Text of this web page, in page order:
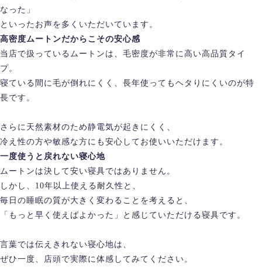
なった」
といったお声を多くいただいています。
高密度ムートンだからこその安心感
当店で扱っているムートンは、毛密度が非常に高い高品質タイ
プ。
寝ている間に毛が倒れにくく、長年使ってもヘタりにくいのが特
長です。
さらに天然素材のため静電気が起きにくく、
冷え性の方や敏感な方にも安心してお使いいただけます。
一度使うと戻れない寝心地
ムートンは決して安い寝具ではありません。
しかし、10年以上使える耐久性と、
毎日の睡眠の質が大きく変わることを考えると、
「もっと早く使えばよかった」と感じていただける寝具です。
言葉では伝えきれない寝心地は、
ぜひ一度、店頭で実際に体感してみてください。